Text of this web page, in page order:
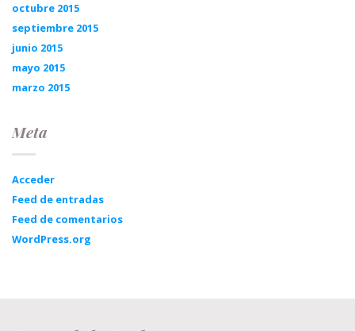
octubre 2015
septiembre 2015
junio 2015
mayo 2015
marzo 2015
Meta
Acceder
Feed de entradas
Feed de comentarios
WordPress.org